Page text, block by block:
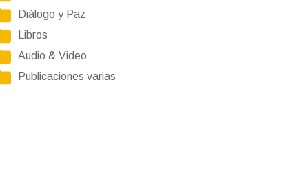
Diálogo y Paz
Libros
Audio & Video
Publicaciones varias